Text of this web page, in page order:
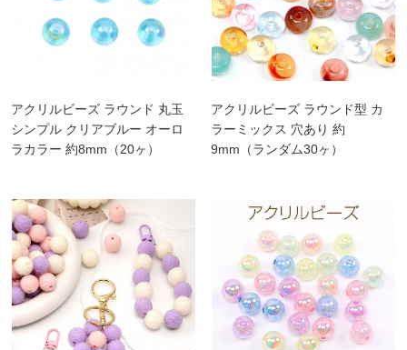
アクリルビーズ ラウンド 丸玉
シンプル クリアブルー オーロ
ラカラー 約8mm（20ヶ）
アクリルビーズ ラウンド型 カ
ラーミックス 穴あり 約
9mm（ランダム30ヶ）